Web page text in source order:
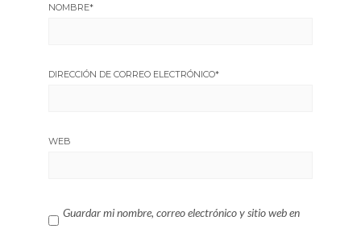
NOMBRE*
DIRECCIÓN DE CORREO ELECTRÓNICO*
WEB
Guardar mi nombre, correo electrónico y sitio web en